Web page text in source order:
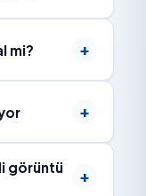
mi?
görüntü